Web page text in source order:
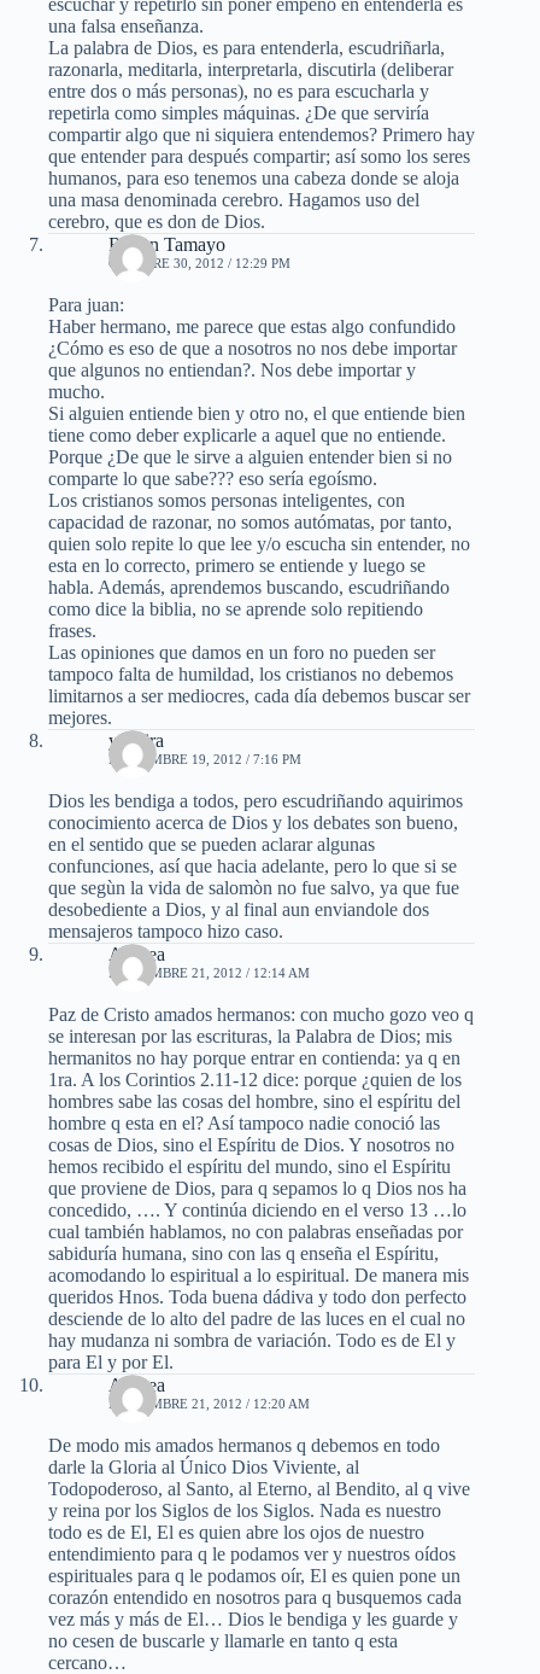
una falsa enseñanza.
La palabra de Dios, es para entenderla, escudriñarla,
razonarla, meditarla, interpretarla, discutirla (deliberar
entre dos o más personas), no es para escucharla y
repetirla como simples máquinas. ¿De que serviría
compartir algo que ni siquiera entendemos? Primero hay
que entender para después compartir; así somo los seres
humanos, para eso tenemos una cabeza donde se aloja
una masa denominada cerebro. Hagamos uso del
cerebro, que es don de Dios.
Ruben Tamayo
OCTUBRE 30, 2012 / 12:29 PM
Para juan:
Haber hermano, me parece que estas algo confundido
¿Cómo es eso de que a nosotros no nos debe importar
que algunos no entiendan?. Nos debe importar y
mucho.
Si alguien entiende bien y otro no, el que entiende bien
tiene como deber explicarle a aquel que no entiende.
Porque ¿De que le sirve a alguien entender bien si no
comparte lo que sabe??? eso sería egoísmo.
Los cristianos somos personas inteligentes, con
capacidad de razonar, no somos autómatas, por tanto,
quien solo repite lo que lee y/o escucha sin entender, no
esta en lo correcto, primero se entiende y luego se
habla. Además, aprendemos buscando, escudriñando
como dice la biblia, no se aprende solo repitiendo
frases.
Las opiniones que damos en un foro no pueden ser
tampoco falta de humildad, los cristianos no debemos
limitarnos a ser mediocres, cada día debemos buscar ser
mejores.
yahaira
NOVIEMBRE 19, 2012 / 7:16 PM
Dios les bendiga a todos, pero escudriñando aquirimos
conocimiento acerca de Dios y los debates son bueno,
en el sentido que se pueden aclarar algunas
confunciones, así que hacia adelante, pero lo que si se
que segùn la vida de salomòn no fue salvo, ya que fue
desobediente a Dios, y al final aun enviandole dos
mensajeros tampoco hizo caso.
Andrea
NOVIEMBRE 21, 2012 / 12:14 AM
Paz de Cristo amados hermanos: con mucho gozo veo q
se interesan por las escrituras, la Palabra de Dios; mis
hermanitos no hay porque entrar en contienda: ya q en
1ra. A los Corintios 2.11-12 dice: porque ¿quien de los
hombres sabe las cosas del hombre, sino el espíritu del
hombre q esta en el? Así tampoco nadie conoció las
cosas de Dios, sino el Espíritu de Dios. Y nosotros no
hemos recibido el espíritu del mundo, sino el Espíritu
que proviene de Dios, para q sepamos lo q Dios nos ha
concedido, …. Y continúa diciendo en el verso 13 …lo
cual también hablamos, no con palabras enseñadas por
sabiduría humana, sino con las q enseña el Espíritu,
acomodando lo espiritual a lo espiritual. De manera mis
queridos Hnos. Toda buena dádiva y todo don perfecto
desciende de lo alto del padre de las luces en el cual no
hay mudanza ni sombra de variación. Todo es de El y
para El y por El.
Andrea
NOVIEMBRE 21, 2012 / 12:20 AM
De modo mis amados hermanos q debemos en todo
darle la Gloria al Único Dios Viviente, al
Todopoderoso, al Santo, al Eterno, al Bendito, al q vive
y reina por los Siglos de los Siglos. Nada es nuestro
todo es de El, El es quien abre los ojos de nuestro
entendimiento para q le podamos ver y nuestros oídos
espirituales para q le podamos oír, El es quien pone un
corazón entendido en nosotros para q busquemos cada
vez más y más de El… Dios le bendiga y les guarde y
no cesen de buscarle y llamarle en tanto q esta
cercano…